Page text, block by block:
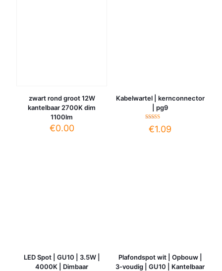
zwart rond groot 12W
kantelbaar 2700K dim
1100lm
€0.00
Kabelwartel | kernconnector
| pg9
Gewaardeerd
4.00
€1.09
LED Spot | GU10 | 3.5W |
4000K | Dimbaar
Plafondspot wit | Opbouw |
3-voudig | GU10 | Kantelbaar